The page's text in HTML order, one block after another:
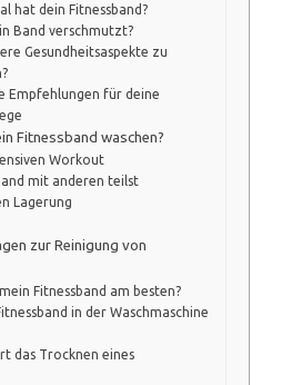
hat dein Fitnessband?
Band verschmutzt?
Gesundheitsaspekte zu
Empfehlungen für deine
Fitnessband waschen?
Workout
mit anderen teilst
Lagerung
zur Reinigung von
Fitnessband am besten?
in der Waschmaschine
das Trocknen eines